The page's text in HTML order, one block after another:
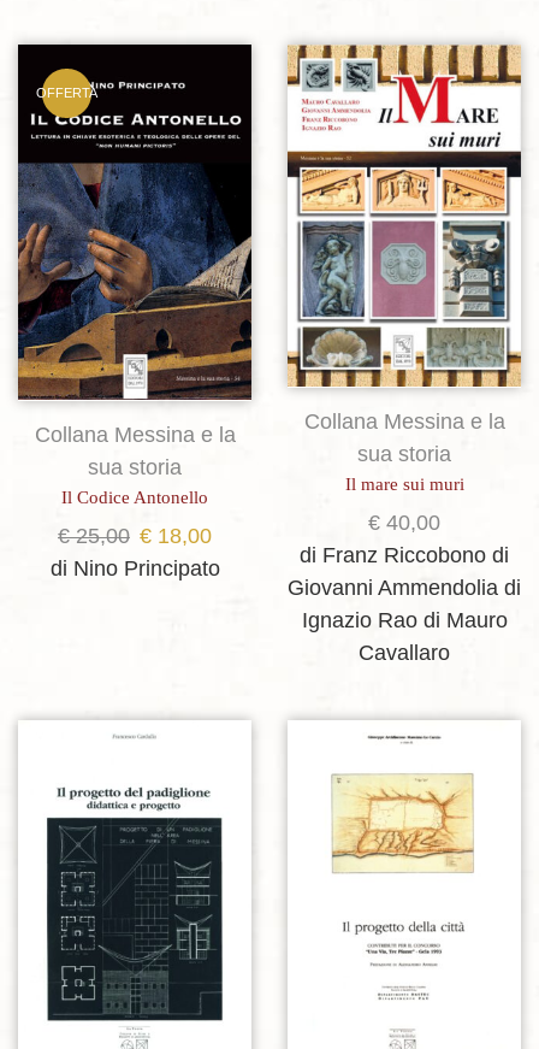
OFFERTA
Aggiungi alla lista dei desideri
Collana Messina e la
sua storia
Il Codice Antonello
€25,00 Il
prezzo
€ 18,00Il
prezzo
di Nino Principato
Aggiungi alla lista dei desideri
Collana Messina e la
sua storia
Il mare sui muri
€ 40,00
di Franz Riccobono di
Giovanni Ammendolia di
Ignazio Rao di Mauro
Cavallaro
Aggiungi alla lista dei desideri Aggiungi alla lista dei desideri